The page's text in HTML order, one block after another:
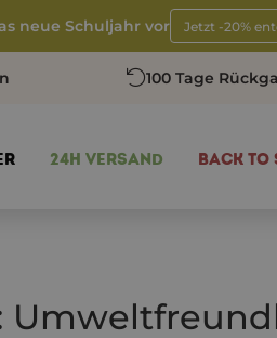
neue Schuljahr vor Jetzt -20%
100 Tage
24H VERSAND BACK TO